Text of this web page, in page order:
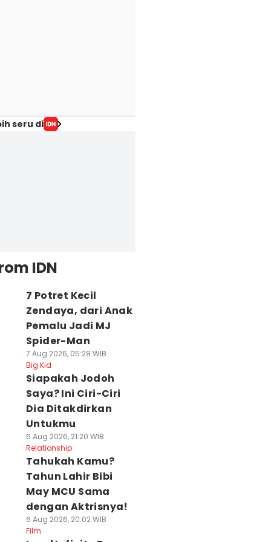
seru di
IDN
7 Potret Kecil
Zendaya, dari Anak
Pemalu Jadi MJ
Spider-Man
7 Aug 2026, 05:28 WIB
Big Kid
Siapakah Jodoh
Saya? Ini Ciri-Ciri
Dia Ditakdirkan
Untukmu
6 Aug 2026, 21:20 WIB
Relationship
Tahukah Kamu?
Tahun Lahir Bibi
May MCU Sama
dengan Aktrisnya!
6 Aug 2026, 20:02 WIB
Film